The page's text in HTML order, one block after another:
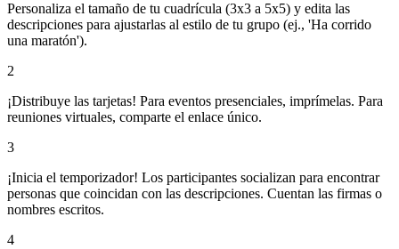
Personaliza el tamaño de tu cuadrícula (3x3 a 5x5) y edita las
descripciones para ajustarlas al estilo de tu grupo (ej., 'Ha corrido
una maratón').
2
¡Distribuye las tarjetas! Para eventos presenciales, imprímelas. Para
reuniones virtuales, comparte el enlace único.
3
¡Inicia el temporizador! Los participantes socializan para encontrar
personas que coincidan con las descripciones. Cuentan las firmas o
nombres escritos.
4